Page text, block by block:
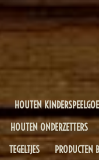
HOUTEN
HOUTEN ONDERZETTERS
TEGELTJES PRODUCTEN